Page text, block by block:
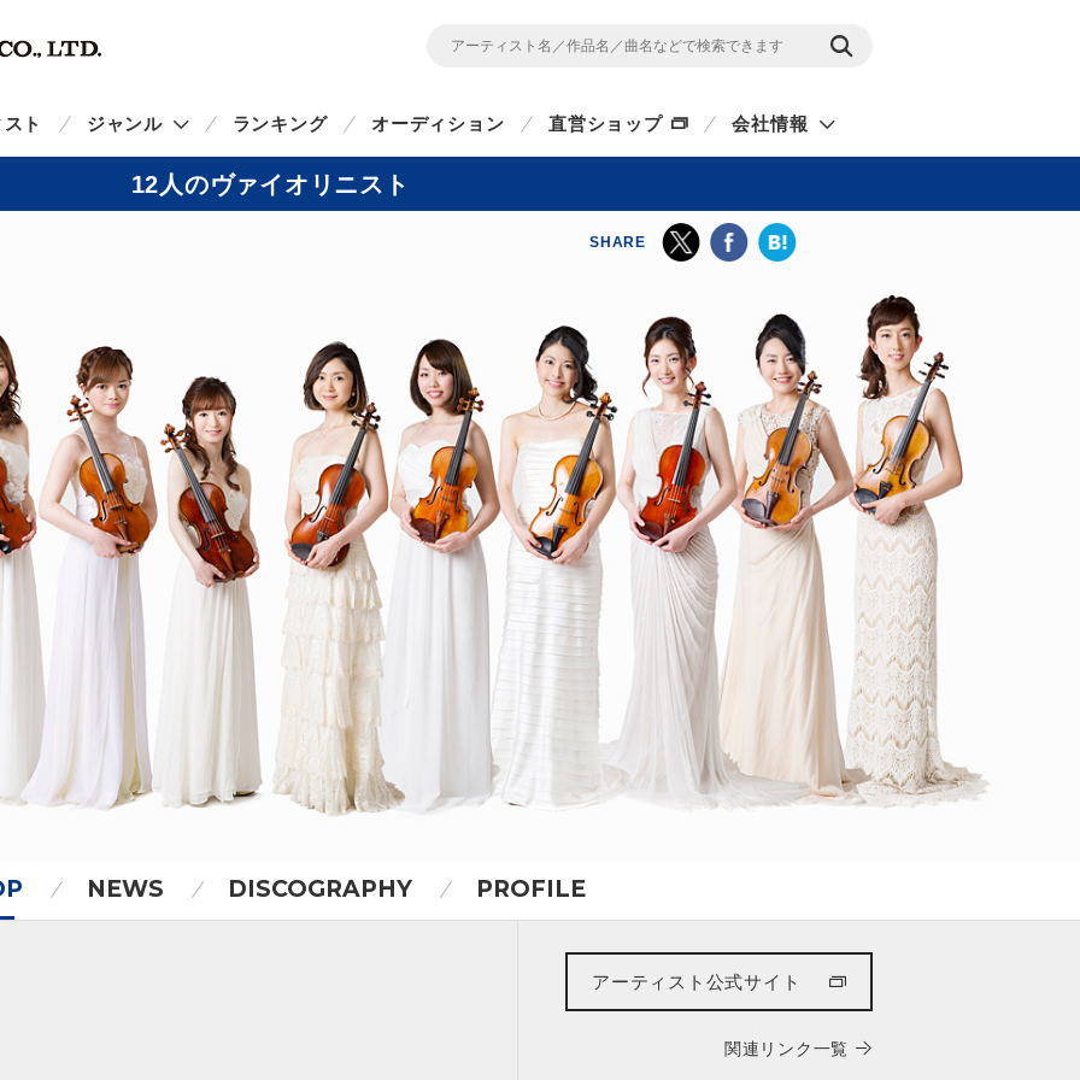
ト ジャンル ランキング オーディション 直営ショップ 会社情報
12人のヴァイオリニスト
SHARE
NEWS DISCOGRAPHY PROFILE
アーティスト公式サイト
関連リンク一覧